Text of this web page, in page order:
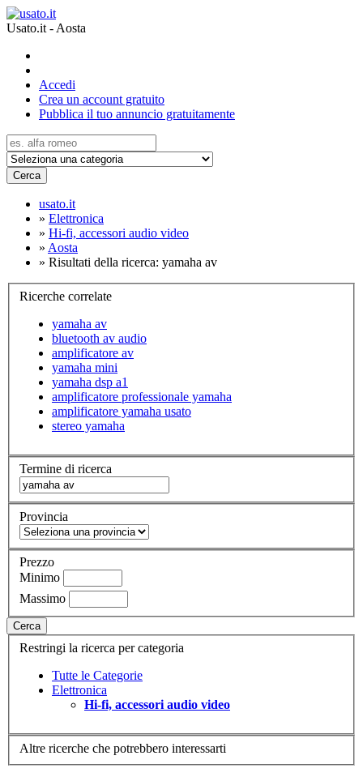
Usato.it - Aosta
Accedi
Crea un account gratuito
Pubblica il tuo annuncio gratuitamente
Cerca
usato.it
» Elettronica
» Hi-fi, accessori audio video
» Aosta
» Risultati della ricerca: yamaha av
Ricerche correlate
yamaha av
bluetooth av audio
amplificatore av
yamaha mini
yamaha dsp a1
amplificatore professionale yamaha
amplificatore yamaha usato
stereo yamaha
Termine di ricerca
Provincia
Prezzo
Minimo
Massimo
Cerca
Restringi la ricerca per categoria
Tutte le Categorie
Elettronica
Hi-fi, accessori audio video
Altre ricerche che potrebbero interessarti